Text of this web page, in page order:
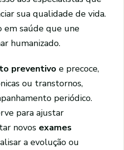
sua qualidade de vida.
em saúde que une
humanizado.
preventivo e precoce,
ou transtornos,
periódico.
para ajustar
novos exames
a evolução ou